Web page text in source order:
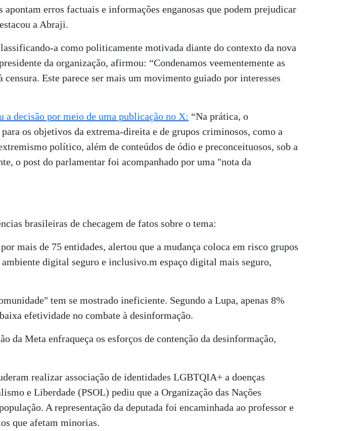
erros factuais e informações enganosas que podem prejudicar
a Abraji.
a como politicamente motivada diante do contexto da nova
da organização, afirmou: “Condenamos veementemente as
Este parece ser mais um movimento guiado por interesses
a decisão por meio de uma publicação no X: “Na prática, o
os objetivos da extrema-direita e de grupos criminosos, como a
político, além de conteúdos de ódio e preconceituosos, sob a
o post do parlamentar foi acompanhado por uma "nota da
brasileiras de checagem de fatos sobre o tema:
mais de 75 entidades, alertou que a mudança coloca em risco grupos
digital seguro e inclusivo.m espaço digital mais seguro,
tem se mostrado ineficiente. Segundo a Lupa, apenas 8%
efetividade no combate à desinformação.
da Meta enfraqueça os esforços de contenção da desinformação,
realizar associação de identidades LGBTQIA+ a doenças
e Liberdade (PSOL) pediu que a Organização das Nações
A representação da deputada foi encaminhada ao professor e
que afetam minorias.